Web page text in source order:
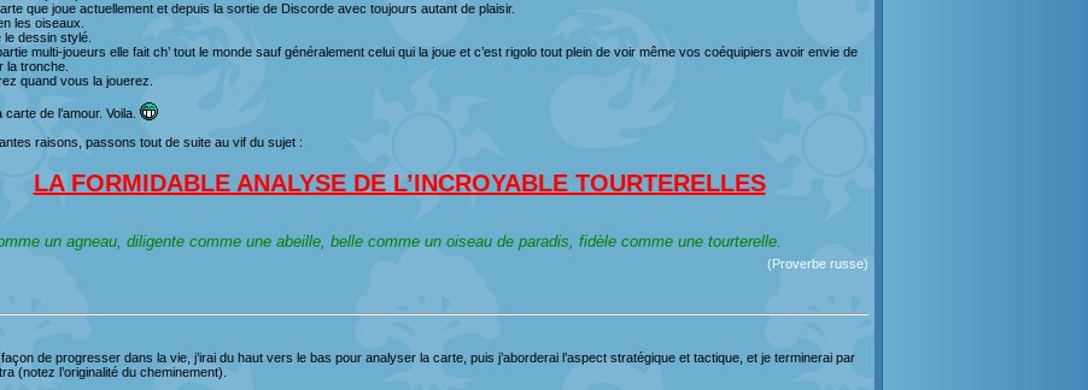
que joue actuellement et depuis la sortie de Discorde avec toujours autant de plaisir.
les oiseaux.
dessin stylé.
multi-joueurs elle fait ch’ tout le monde sauf généralement celui qui la joue et c’est rigolo tout plein de voir même vos coéquipiers avoir envie de
la tronche.
quand vous la jouerez.
carte de l’amour. Voila.
raisons, passons tout de suite au vif du sujet :
LA FORMIDABLE ANALYSE DE L’INCROYABLE TOURTERELLES
un agneau, diligente comme une abeille, belle comme un oiseau de paradis, fidèle comme une tourterelle.
(Proverbe russe)
de progresser dans la vie, j’irai du haut vers le bas pour analyser la carte, puis j’aborderai l’aspect stratégique et tactique, et je terminerai par
(notez l’originalité du cheminement).